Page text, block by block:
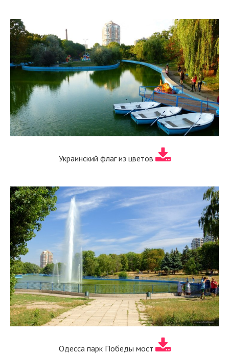
Украинский флаг из цветов
Одесса парк Победы мост